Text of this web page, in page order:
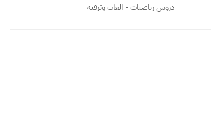
دروس رياضيات - العاب وترفيه